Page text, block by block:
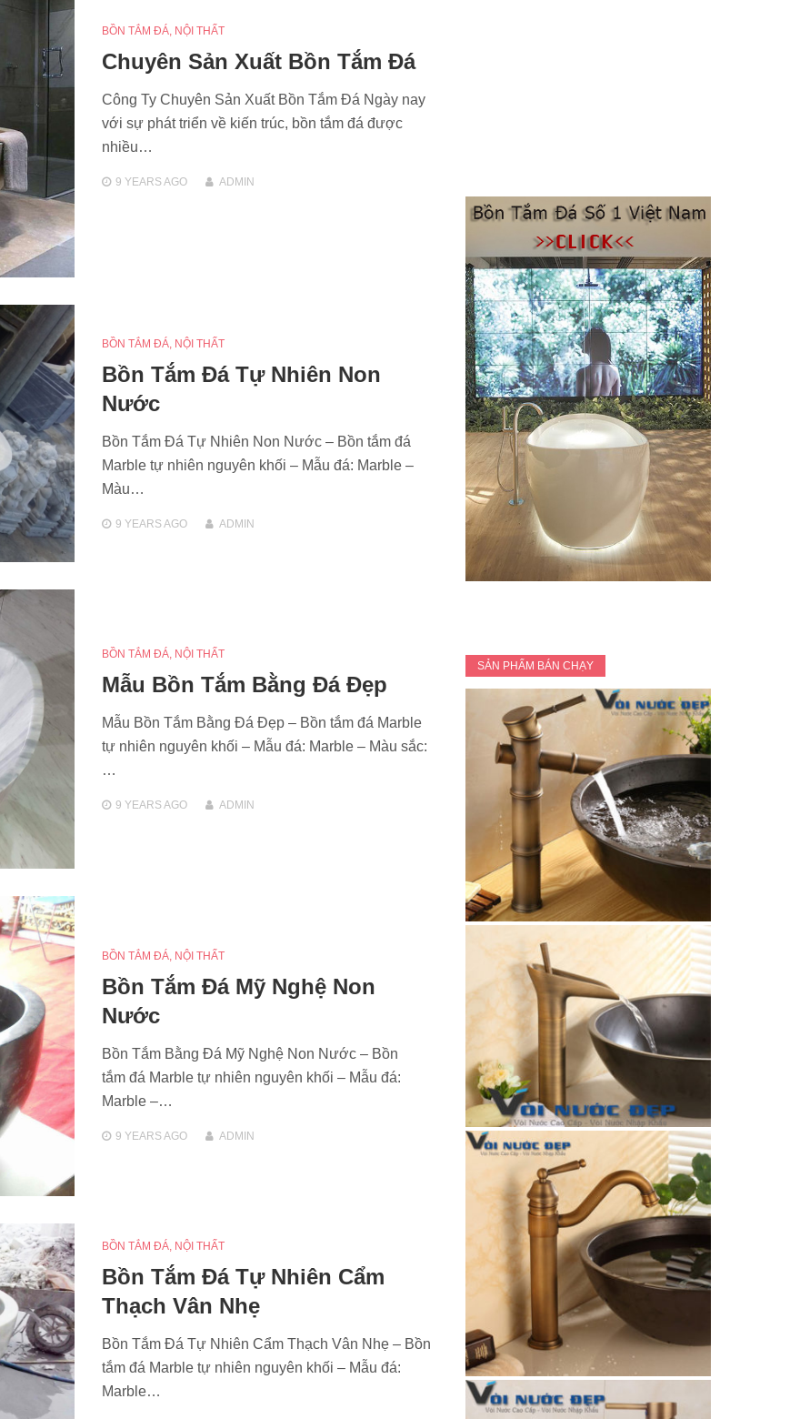
BỒN TẮM ĐÁ, NỘI THẤT
Chuyên Sản Xuất Bồn Tắm Đá
Công Ty Chuyên Sản Xuất Bồn Tắm Đá Ngày nay
với sự phát triển về kiến trúc, bồn tắm đá được
nhiều…
9 YEARSAGO ADMIN
BỒN TẮM ĐÁ, NỘI THẤT
Bồn Tắm Đá Tự Nhiên Non
Nước
Bồn Tắm Đá Tự Nhiên Non Nước – Bồn tắm đá
Marble tự nhiên nguyên khối – Mẫu đá: Marble –
Màu…
9 YEARSAGO ADMIN
BỒN TẮM ĐÁ, NỘI THẤT
Mẫu Bồn Tắm Bằng Đá Đẹp
Mẫu Bồn Tắm Bằng Đá Đẹp – Bồn tắm đá Marble
tự nhiên nguyên khối – Mẫu đá: Marble – Màu sắc:
…
9 YEARSAGO ADMIN
BỒN TẮM ĐÁ, NỘI THẤT
Bồn Tắm Đá Mỹ Nghệ Non
Nước
Bồn Tắm Bằng Đá Mỹ Nghệ Non Nước – Bồn
tắm đá Marble tự nhiên nguyên khối – Mẫu đá:
Marble –…
9 YEARSAGO ADMIN
BỒN TẮM ĐÁ, NỘI THẤT
Bồn Tắm Đá Tự Nhiên Cẩm
Thạch Vân Nhẹ
Bồn Tắm Đá Tự Nhiên Cẩm Thạch Vân Nhẹ – Bồn
tắm đá Marble tự nhiên nguyên khối – Mẫu đá:
Marble…
SẢN PHẨM BÁN CHẠY